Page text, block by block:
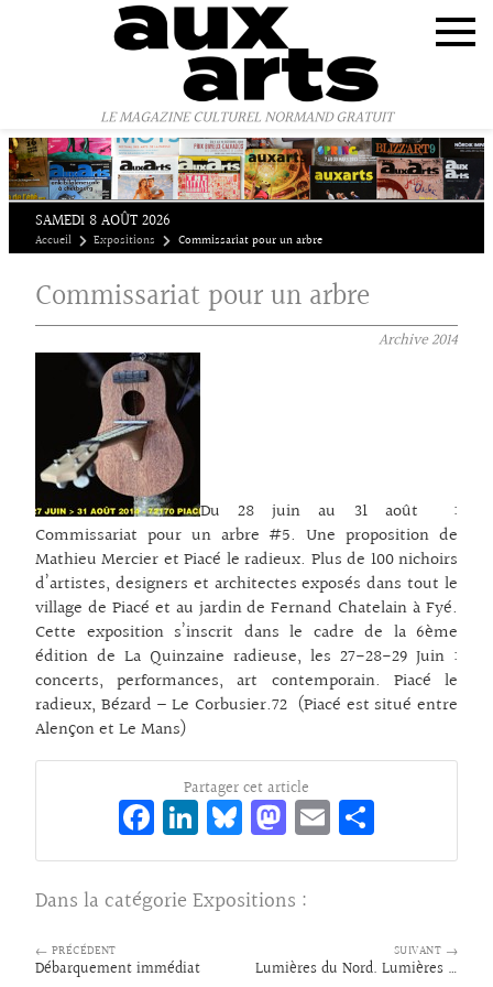
LE MAGAZINE CULTUREL NORMAND GRATUIT
SAMEDI 8 AOÛT 2026
Accueil Expositions Commissariat pour un arbre
Commissariat pour un arbre
Archive2014
Du 28 juin au 31 août :
Commissariat pour un arbre #5. Une proposition de
Mathieu Mercier et Piacé le radieux. Plus de 100 nichoirs
d’artistes, designers et architectes exposés dans tout le
village de Piacé et au jardin de Fernand Chatelain à Fyé.
Cette exposition s’inscrit dans le cadre de la 6ème
édition de La Quinzaine radieuse, les 27-28-29 Juin :
concerts, performances, art contemporain. Piacé le
radieux, Bézard – Le Corbusier.72 (Piacé est situé entre
Alençon et Le Mans)
Partager cet article
Fa
ce
bo
o
k
Li
n
ke
dI
Bl
ue
sk
y
M
as
to
d
o
E
m rt
Dans la catégorie Expositions :
← PRÉCÉDENT
Débarquement immédiat
SUIVANT →
Lumières du Nord. Lumières du Sud
Panneau de gestion des cookies